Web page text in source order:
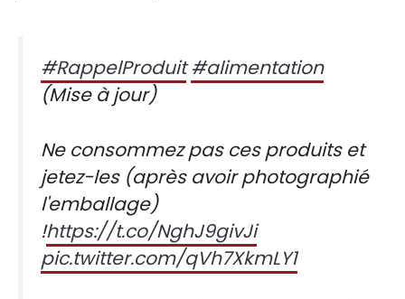
#RappelProduit #alimentation
(Mise à jour)
Ne consommez pas ces produits et
jetez-les (après avoir photographié
l'emballage)
!https://t.co/NghJ9givJi
pic.twitter.com/qVh7XkmLY1